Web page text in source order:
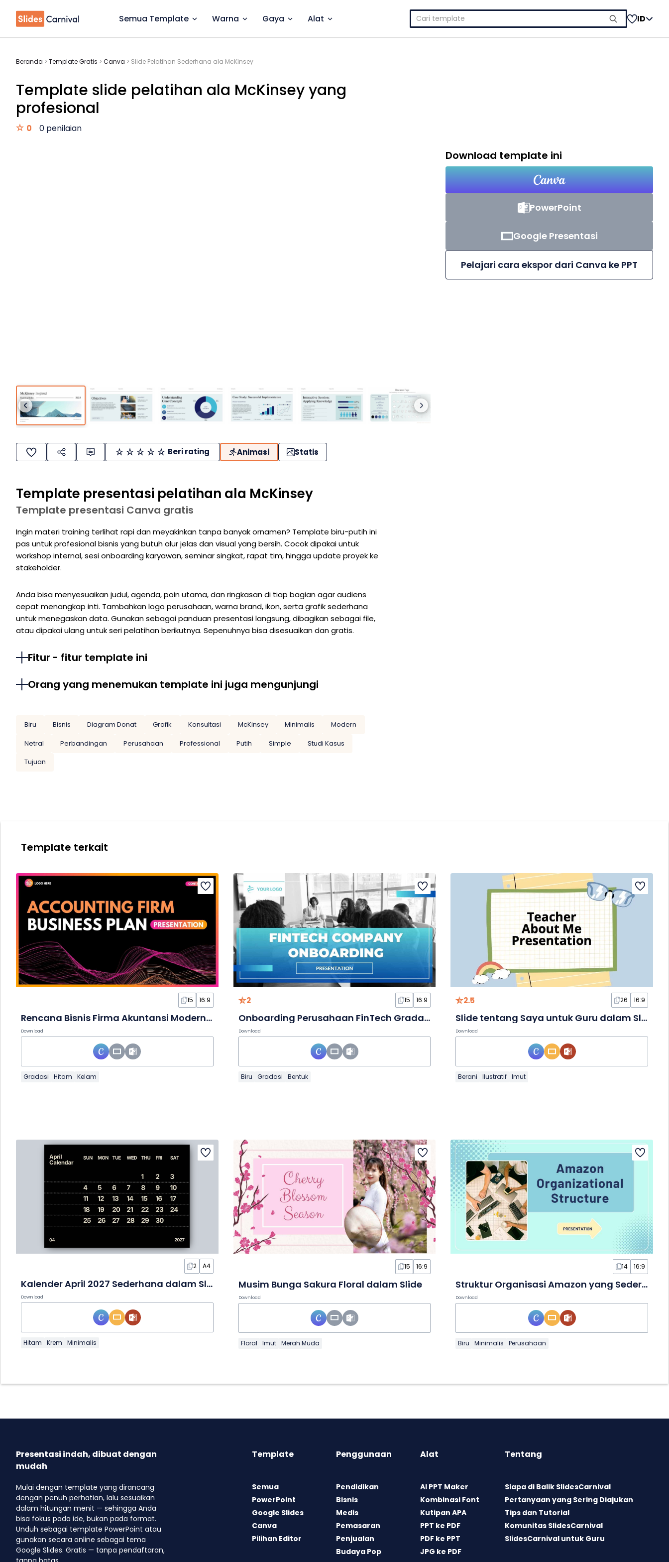
Semua Template Warna Gaya Alat
Cari
untuk:
ID
Beranda > Template Gratis > Canva > Slide Pelatihan Sederhana ala McKinsey
Template slide pelatihan ala McKinsey yang
profesional
0 0 penilaian
Beri rating Animasi Statis
Template presentasi pelatihan ala McKinsey
Template presentasi Canva gratis
Ingin materi training terlihat rapi dan meyakinkan tanpa banyak ornamen? Template biru-putih ini
pas untuk profesional bisnis yang butuh alur jelas dan visual yang bersih. Cocok dipakai untuk
workshop internal, sesi onboarding karyawan, seminar singkat, rapat tim, hingga update proyek ke
stakeholder.
Anda bisa menyesuaikan judul, agenda, poin utama, dan ringkasan di tiap bagian agar audiens
cepat menangkap inti. Tambahkan logo perusahaan, warna brand, ikon, serta grafik sederhana
untuk menegaskan data. Gunakan sebagai panduan presentasi langsung, dibagikan sebagai file,
atau dipakai ulang untuk seri pelatihan berikutnya. Sepenuhnya bisa disesuaikan dan gratis.
Fitur - fitur template ini
Orang yang menemukan template ini juga mengunjungi
Biru Bisnis Diagram Donat Grafik Konsultasi McKinsey Minimalis
Modern
Netral
Perbandingan Perusahaan Professional Putih Simple
Studi Kasus
Tujuan
Download template ini
PowerPoint
Google Presentasi
Pelajari cara ekspor dari Canva ke PPT
Template terkait
15 16:9
Rencana Bisnis Firma Akuntansi Modern Gelap dalam Slide
Download
Gradasi Hitam Kelam
2 15 16:9
Onboarding Perusahaan FinTech Gradasi Modern dalam Slide
Download
Biru Gradasi Bentuk
2.5 26 16:9
Slide tentang Saya untuk Guru dalam Slide
Download
Berani Ilustratif Imut
2 A4
Kalender April 2027 Sederhana dalam Slide
Download
Hitam Krem Minimalis
15 16:9
Musim Bunga Sakura Floral dalam Slide
Download
Floral Imut Merah Muda
14 16:9
Struktur Organisasi Amazon yang Sederhana dalam Slide
Download
Biru Minimalis Perusahaan
Presentasi indah, dibuat dengan
mudah
Mulai dengan template yang dirancang
dengan penuh perhatian, lalu sesuaikan
dalam hitungan menit — sehingga Anda
bisa fokus pada ide, bukan pada format.
Unduh sebagai template PowerPoint atau
gunakan secara online sebagai tema
Google Slides. Gratis — tanpa pendaftaran,
Template
Semua
PowerPoint
Google Slides
Canva
Pilihan Editor
Penggunaan
Pendidikan
Bisnis
Medis
Pemasaran
Penjualan
Budaya Pop
Alat
AI PPT Maker
Kombinasi Font
Kutipan APA
PPT ke PDF
PDF ke PPT
JPG ke PDF
Tentang
Siapa di Balik SlidesCarnival
Pertanyaan yang Sering Diajukan
Tips dan Tutorial
Komunitas SlidesCarnival
SlidesCarnival untuk Guru